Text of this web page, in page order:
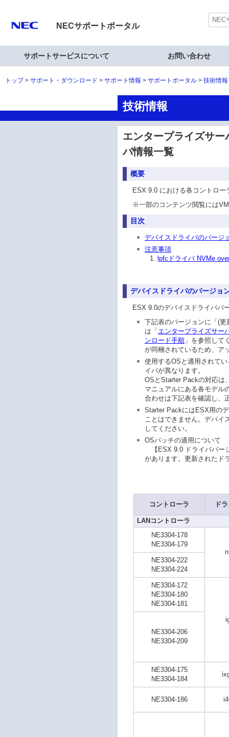
NECサポートポータル
サポートサービスについて お問い合わせ
トップ サポート・ダウンロード サポート情報 サポートポータル 技術情
技術情報
エンタープライズサ
バ情報一覧
概要
ESX 9.0 における各コントロ
※一部のコンテンツ閲覧には
目次
デバイスドライバのバージ
注意事項
lpfcドライバ NVMe
デバイスドライバのバージョ
ESX 9.0のデバイスドライババ
下記表のバージョンに「(
は「 エンタープライズサー
ンロード手順」を参照して
が同梱されているため、ア
使用するOSと適用されて
イバが異なります。
OSとStarter Packの対応は
マニュアルにある各モデル
合わせは下記表を確認し、
Starter PackにはESX用の
ことはできません。デバイ
してください。
OSパッチの適用について
【ESX 9.0 ドライババー
があります。更新されたド
コントローラ ド
LANコントローラ
NE3304-178
NE3304-179
NE3304-222
NE3304-224
NE3304-172
NE3304-180
NE3304-181
NE3304-206
NE3304-209
NE3304-175
NE3304-184
NE3304-186